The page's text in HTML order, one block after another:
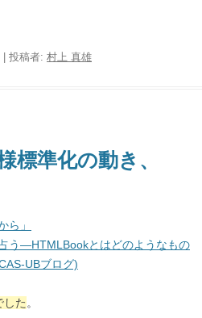
投稿者: 村上 真雄
準化の動き、
ら」
う―HTMLBookとはどのようなもの
UBブログ)
した 。